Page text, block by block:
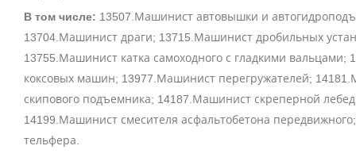
В том числе: 13507.Машинист автовышки и
13704.Машинист драги; 13715.Машинист дробильных
13755.Машинист катка самоходного с гладкими вальцами;
коксовых машин; 13977.Машинист перегружателей;
скипового подъемника; 14187.Машинист скреперной
14199.Машинист смесителя асфальтобетона
тельфера.